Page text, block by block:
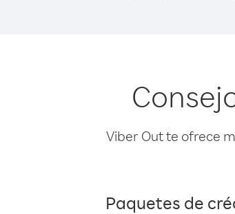
Viber Out te ofrece
Paquetes de